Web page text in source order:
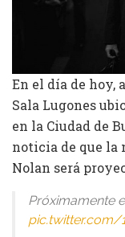
En el día de hoy,
Sala Lugones
en la Ciudad de
noticia de que la
Nolan será
Próximamente
pic.twitter.com/